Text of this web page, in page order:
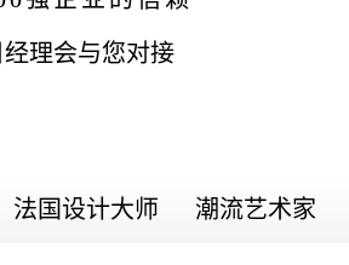
理会与您对接
法国设计大师 潮流艺术家